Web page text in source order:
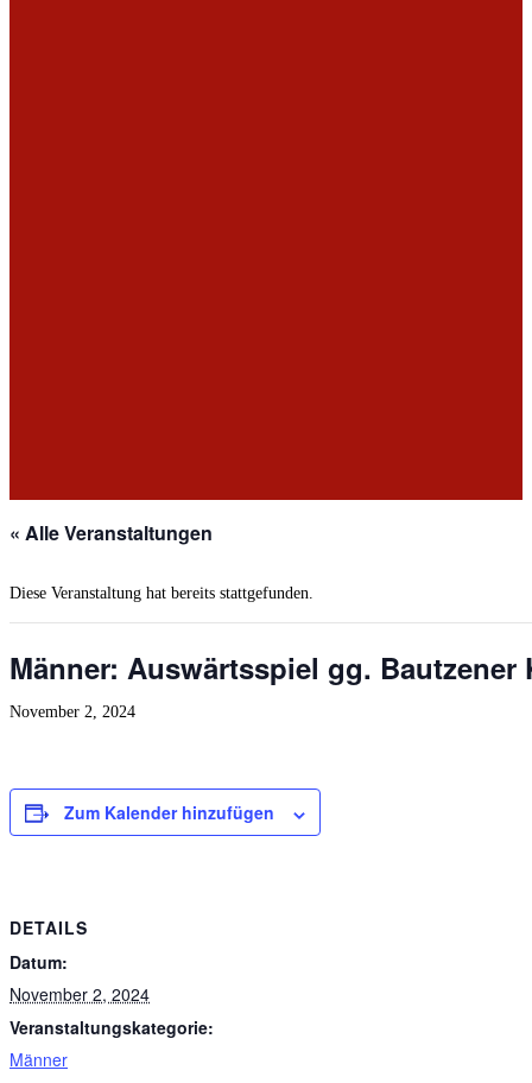
« Alle Veranstaltungen
Diese Veranstaltung hat bereits stattgefunden.
Männer: Auswärtsspiel gg. Bautzener
November 2, 2024
Zum Kalender hinzufügen
DETAILS
Datum:
November 2, 2024
Veranstaltungskategorie:
Männer